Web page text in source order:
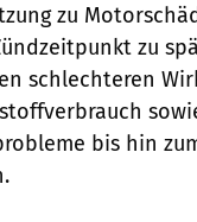
zu
zu
schlechteren
bis hin